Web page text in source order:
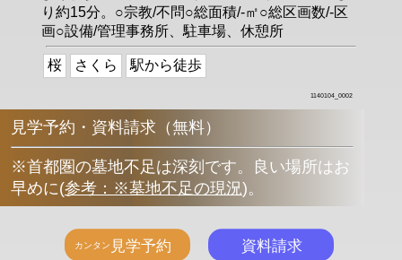
り約15分。○宗教/不問○総面積/-㎡○総区画数/-区
画○設備/管理事務所、駐車場、休憩所
桜 さくら 駅から徒歩
1140104_0002
見学予約・資料請求（無料）
※首都圏の墓地不足は深刻です。良い場所はお
早めに(参考：※墓地不足の現況)。